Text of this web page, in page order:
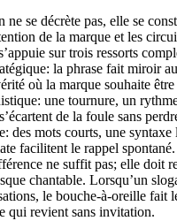
ne se décrète pas, elle se
de la marque et les
sur trois ressorts
la phrase fait miroir
où la marque souhaite
une tournure, un
de la foule sans
des mots courts, une syntaxe
facilitent le rappel
ne suffit pas; elle doit
chantable. Lorsqu’un
le bouche-à-oreille fait
qui revient sans invitation.